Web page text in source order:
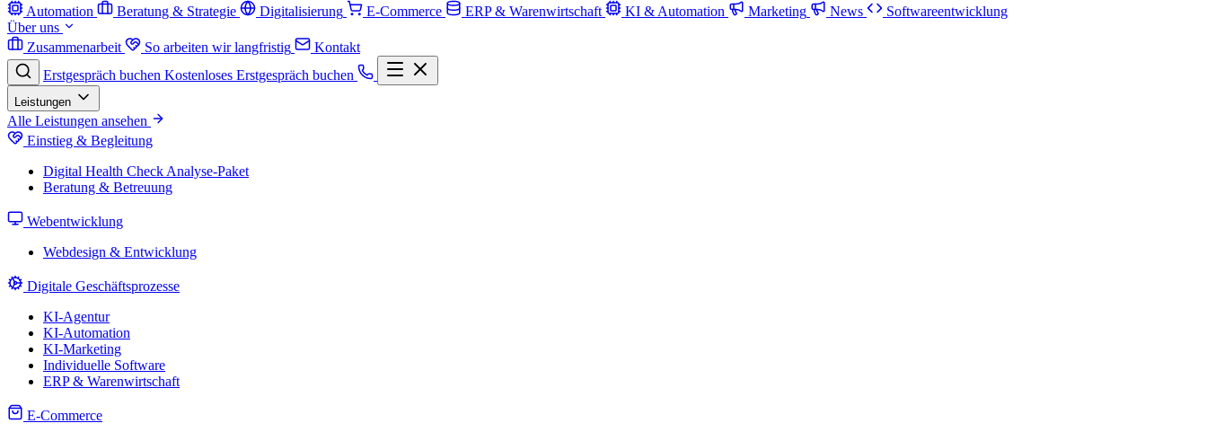
Automation
Beratung & Strategie Digitalisierung E-Commerce ERP & Warenwirtschaft KI & Automation Marketing News
Softwareentwicklung
Über uns
Zusammenarbeit
So arbeiten wir langfristig
Kontakt
Erstgespräch buchen Kostenloses Erstgespräch buchen
Leistungen
Alle Leistungen ansehen
Einstieg & Begleitung
Digital Health Check Analyse-Paket
Beratung & Betreuung
Webentwicklung
Webdesign & Entwicklung
Digitale Geschäftsprozesse
KI-Agentur
KI-Automation
KI-Marketing
Individuelle Software
ERP & Warenwirtschaft
E-Commerce